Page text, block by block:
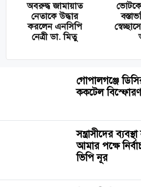
অবরুদ্ধ জামায়াত
নেতাকে উদ্ধার
করলেন এনসিপি
নেত্রী ডা. মিতু
গোপালগঞ্জে
ককটেল বিস্ফোরণ
সন্ত্রাসীদের
আমার পক্ষে
ভিপি নূর